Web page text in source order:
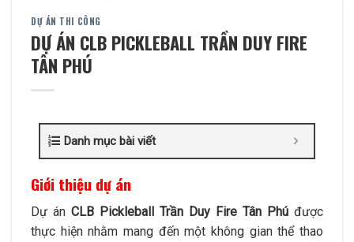
DỰ ÁN THI CÔNG
DỰ ÁN CLB PICKLEBALL TRẦN DUY FIRE
TÂN PHÚ
Danh mục bài viết
Giới thiệu dự án
Dự án CLB Pickleball Trần Duy Fire Tân Phú được
thực hiện nhằm mang đến một không gian thể thao